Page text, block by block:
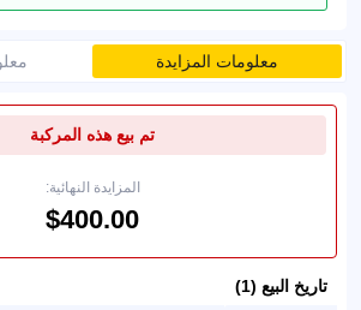
معلومات المزايدة
تم بيع هذه المركبة
المزايدة النهائية:
تاريخ البيع (1)